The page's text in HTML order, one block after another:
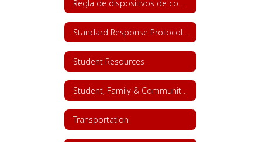
Student Resources
Transportation